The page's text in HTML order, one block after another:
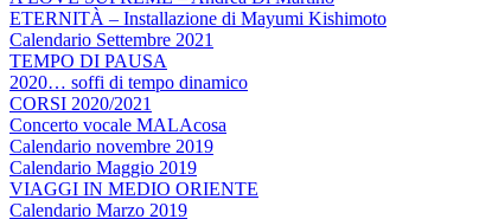
ETERNITÀ – Installazione di Mayumi Kishimoto
Calendario Settembre 2021
TEMPO DI PAUSA
2020… soffi di tempo dinamico
CORSI 2020/2021
Concerto vocale MALAcosa
Calendario novembre 2019
Calendario Maggio 2019
VIAGGI IN MEDIO ORIENTE
Calendario Marzo 2019